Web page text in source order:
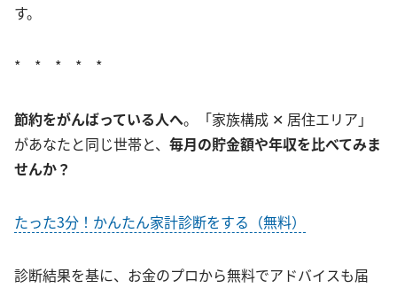
す。
* * * * *
節約をがんばっている人へ。「家族構成 ✕ 居住エリア」
があなたと同じ世帯と、 毎月の貯金額や年収を比べてみま
せんか？
たった3分！かんたん家計診断をする（無料）
診断結果を基に、お金のプロから無料でアドバイスも届